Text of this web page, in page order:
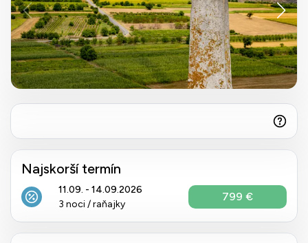
Najskorší termín
11.09. - 14.09.2026
3 noci / raňajky
799 €